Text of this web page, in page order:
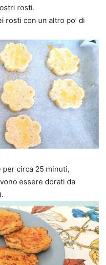
rosti.
rosti con un altro po’ di
per circa 25 minuti,
essere dorati da